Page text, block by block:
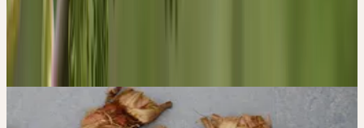
Frisch geerntet, von Hand verlesen, bei Raumtemperatur
vermörsert und über Jahre gereift. Keine Erhitzung, kein Druck —
die volle Lebenskraft der Pflanze, bewahrt.
Die 4 Säulen der Qualität